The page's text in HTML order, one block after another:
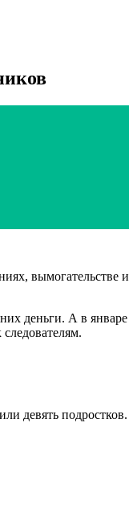
вымогательстве
деньги. А в
девять подростков.